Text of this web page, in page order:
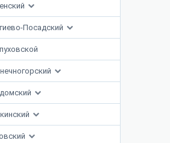
Посадский